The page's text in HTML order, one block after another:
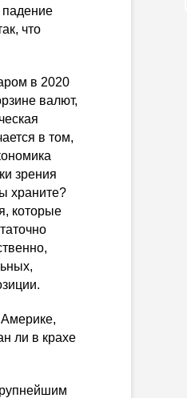
падение
что
в 2020
валют,
в том,
зрения
храните?
которые
ли в крахе